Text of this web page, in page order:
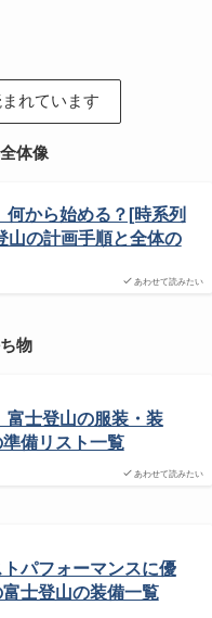
れています
体像
あわせて読みたい
何から始める？[時系列
山の計画手順と全体の
物
あわせて読みたい
富士登山の服装・装
備リスト一覧
トパフォーマンスに優
士登山の装備一覧